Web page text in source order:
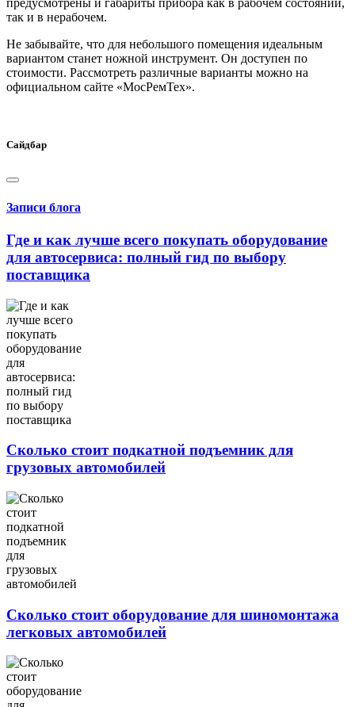
предусмотрены и габариты прибора как в рабочем состоянии,
так и в нерабочем.
Не забывайте, что для небольшого помещения идеальным
вариантом станет ножной инструмент. Он доступен по
стоимости. Рассмотреть различные варианты можно на
официальном сайте «МосРемТех».
Сайдбар
Записи блога
Где и как лучше всего покупать оборудование
для автосервиса: полный гид по выбору
поставщика
Сколько стоит подкатной подъемник для
грузовых автомобилей
Сколько стоит оборудование для шиномонтажа
легковых автомобилей